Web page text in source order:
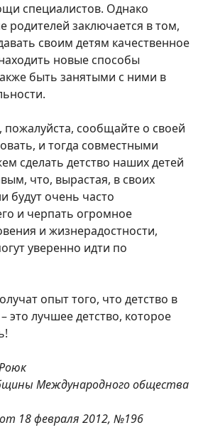
специалистов. Однако
родителей заключается в том,
своим детям качественное
новые способы
быть занятыми с ними в
пожалуйста, сообщайте о своей
и тогда совместными
сделать детство наших детей
что, вырастая, в своих
будут очень часто
и черпать огромное
и жизнерадостности,
уверенно идти по
опыт того, что детство в
это лучшее детство, которое
Международного общества
18 февраля 2012, №196